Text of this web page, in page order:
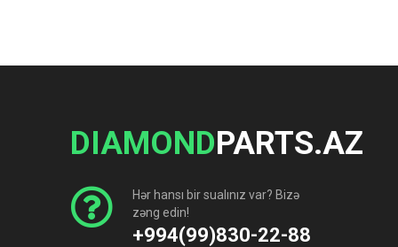
DIAMONDPARTS.AZ
Hər hansı bir sualınız var? Bizə
zəng edin!
+994(99)830-22-88